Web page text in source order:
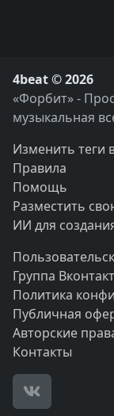
4beat © 2026
«Форбит» -
музыкальная
Изменить теги
Правила
Помощь
Разместить
ИИ для
Группа
Политика
Публичная
Авторские
Контакты